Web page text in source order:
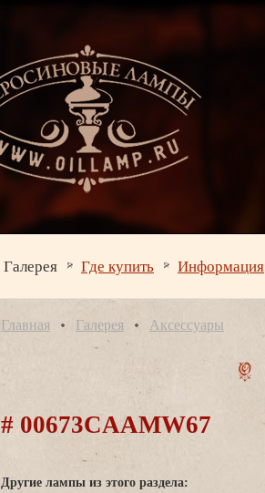
Галерея Где купить Информация
Главная Галерея Аксессуары
# 00673CAAMW67
Другие лампы из этого раздела: